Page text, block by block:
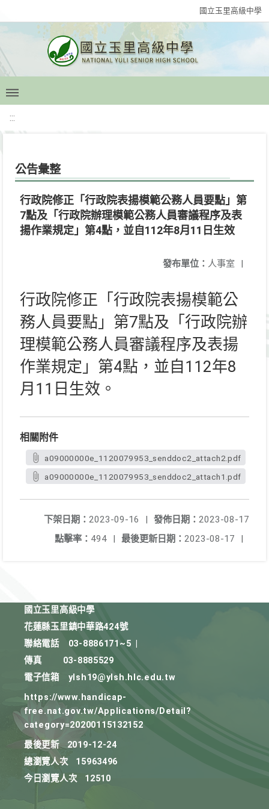
國立玉里高級中學
:::
公告彙整
行政院修正「行政院表揚模範公務人員要點」第
7點及「行政院辦理模範公務人員審議程序及表
揚作業規定」第4點，並自112年8月11日生效
發布單位： 人事室 |
行政院修正「行政院表揚模範公
務人員要點」第7點及「行政院辦
理模範公務人員審議程序及表揚
作業規定」第4點，並自112年8
月11日生效。
相關附件
a09000000e_1120079953_senddoc2_attach2.pdf
a09000000e_1120079953_senddoc2_attach1.pdf
發佈日期： 2023-08-17
下架日期： 2023-09-16
|
最後更新日期： 2023-08-17 |
點擊率： 494 |
國立玉里高級中學
花蓮縣玉里鎮中華路424號
聯絡電話
03-8886171~5
傳真
03-8885529
電子信箱
ylsh19@ylsh.hlc.edu.tw
https://www.handicap-
free.nat.gov.tw/Applications/Detail?
category=20200115132152
最後更新
2019-12-24
總瀏覽人次
15963496
今日瀏覽人次
12510